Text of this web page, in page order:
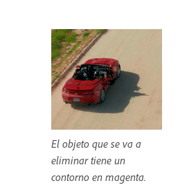
El objeto que se va a
eliminar tiene un
contorno en magenta.